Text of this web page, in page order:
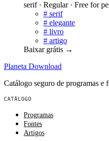
serif · Regular · Free for
# serif
# elegante
# livro
# artigo
Baixar grátis →
Planeta Download
Catálogo seguro de programas
CATÁLOGO
Programas
Fontes
Artigos